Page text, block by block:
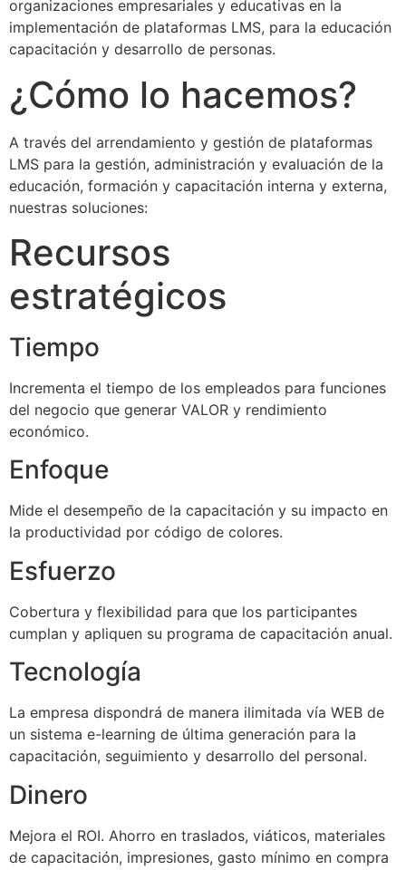
organizaciones empresariales y educativas en la
implementación de plataformas LMS, para la educación
capacitación y desarrollo de personas.
¿Cómo lo hacemos?
A través del arrendamiento y gestión de plataformas
LMS para la gestión, administración y evaluación de la
educación, formación y capacitación interna y externa,
nuestras soluciones:
Recursos
estratégicos
Tiempo
Incrementa el tiempo de los empleados para funciones
del negocio que generar VALOR y rendimiento
económico.
Enfoque
Mide el desempeño de la capacitación y su impacto en
la productividad por código de colores.
Esfuerzo
Cobertura y flexibilidad para que los participantes
cumplan y apliquen su programa de capacitación anual.
Tecnología
La empresa dispondrá de manera ilimitada vía WEB de
un sistema e-learning de última generación para la
capacitación, seguimiento y desarrollo del personal.
Dinero
Mejora el ROI. Ahorro en traslados, viáticos, materiales
de capacitación, impresiones, gasto mínimo en compra